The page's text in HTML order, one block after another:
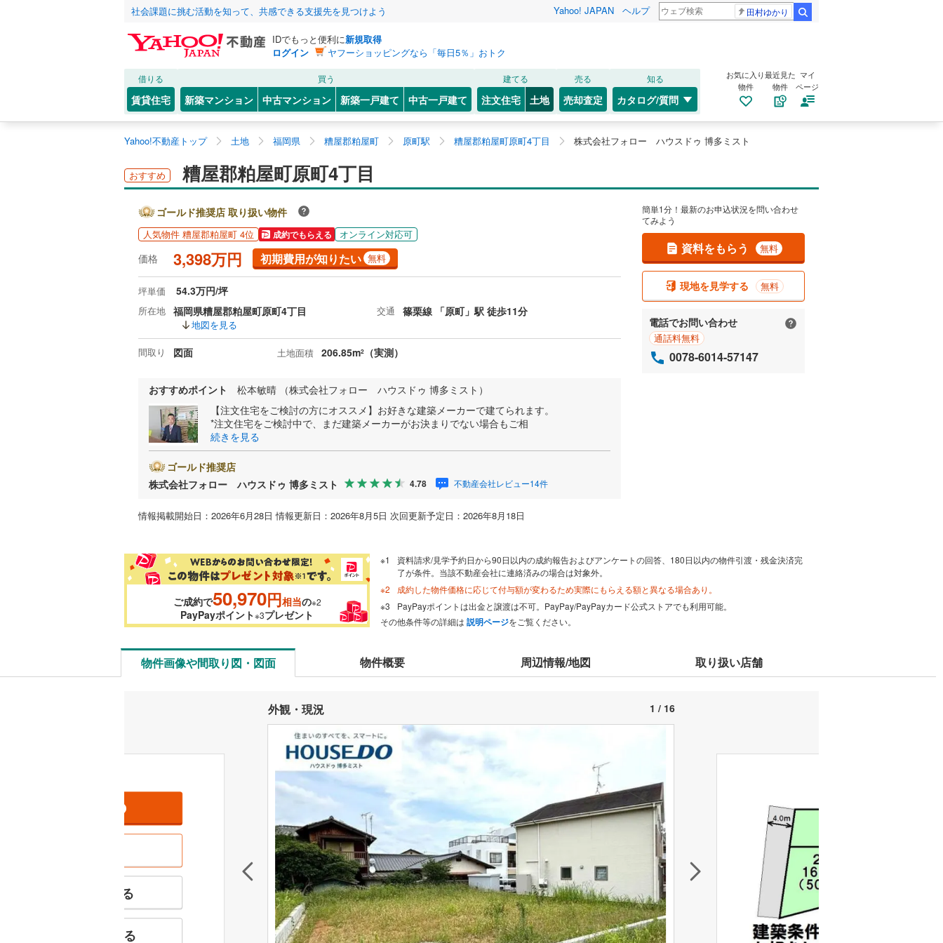
社会課題に挑む活動を知って、共感できる支援先を見つけよう Yahoo! JAPAN ヘルプ 田村ゆかり
IDでもっと便利に新規取得
ログイン
ヤフーショッピングなら「毎日5％」おトク
借りる
賃貸住宅
買う
新築マンション 中古マンション 新築一戸建て 中古一戸建て
建てる
注文住宅 土地
売る
売却査定
知る
カタログ/質問
お気に入り
物件
最近見た
物件
マイ
ページ
Yahoo!不動産トップ 土地 福岡県 糟屋郡粕屋町 原町駅 糟屋郡粕屋町原町4丁目 株式会社フォロー ハウスドゥ 博多ミスト
おすすめ 糟屋郡粕屋町原町4丁目
ゴールド推奨店 取り扱い物件
人気物件 糟屋郡粕屋町 4位 成約でもらえる オンライン対応可
価格 3,398万円 初期費用が知りたい 無料
坪単価 54.3万円/坪
所在地 福岡県糟屋郡粕屋町原町4丁目
地図を見る
交通 篠栗線 「原町」駅 徒歩11分
間取り 図面 土地面積 206.85m2 （実測）
おすすめポイント
松本敏晴 （株式会社フォロー ハウスドゥ 博多ミスト）
【注文住宅をご検討の方にオススメ】お好きな建築メーカーで建てられます。
*注文住宅をご検討中で、まだ建築メーカーがお決まりでない場合もご相
続きを見る
ゴールド推奨店
株式会社フォロー ハウスドゥ 博多ミスト
4.78 不動産会社レビュー14件
情報掲載開始日：2026年6月28日 情報更新日：2026年8月5日 次回更新予定日：2026年8月18日
簡単1分！最新のお申込状況を問い合わせ
てみよう
資料をもらう 無料
現地を見学する 無料
電話でお問い合わせ
通話料無料
0078-6014-57147
ご成約で50,970円相当の※2
PayPayポイント※3プレゼント
資料請求/見学予約日から90日以内の成約報告およびアンケートの回答、180日以内の物件引渡・残金決済完
了が条件。当該不動産会社に連絡済みの場合は対象外。
成約した物件価格に応じて付与額が変わるため実際にもらえる額と異なる場合あり。
PayPayポイントは出金と譲渡は不可。PayPay/PayPayカード公式ストアでも利用可能。
その他条件等の詳細は 説明ページをご覧ください。
物件画像や間取り図・図面 物件概要 周辺情報/地図 取り扱い店舗
外観・現況 1 / 16
特徴の似た物件を見る
お気に入りに追加する